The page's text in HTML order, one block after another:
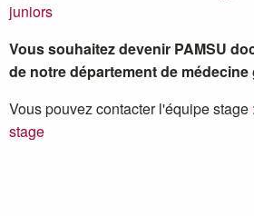
juniors
Vous souhaitez devenir PAMSU
de notre département de médecine
Vous pouvez contacter l'équipe stage :
stage